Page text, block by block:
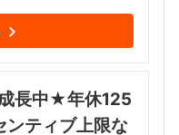
長中★年休125
ンティブ上限な